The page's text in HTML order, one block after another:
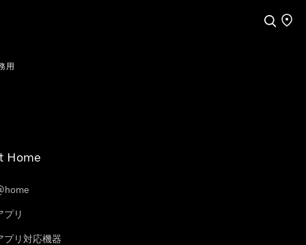
検索 店舗
用
Home
プリ
プリ対応機器